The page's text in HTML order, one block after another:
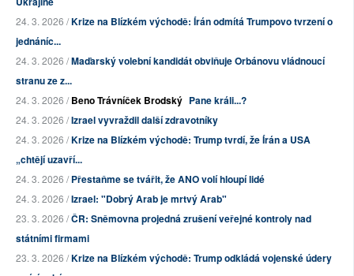
24. 3. 2026 /Krize na Blízkém východě: Írán odmítá Trumpovo tvrzení o
jednáníc...
24. 3. 2026 /Maďarský volební kandidát obviňuje Orbánovu vládnoucí
stranu ze z...
24. 3. 2026 /Beno Trávníček Brodský Pane králi...?
24. 3. 2026 /Izrael vyvraždil další zdravotníky
24. 3. 2026 /Krize na Blízkém východě: Trump tvrdí, že Írán a USA
„chtějí uzavří...
24. 3. 2026 /Přestaňme se tvářit, že ANO volí hloupí lidé
24. 3. 2026 /Izrael: "Dobrý Arab je mrtvý Arab"
23. 3. 2026 /ČR: Sněmovna projedná zrušení veřejné kontroly nad
státními firmami
23. 3. 2026 /Krize na Blízkém východě: Trump odkládá vojenské údery